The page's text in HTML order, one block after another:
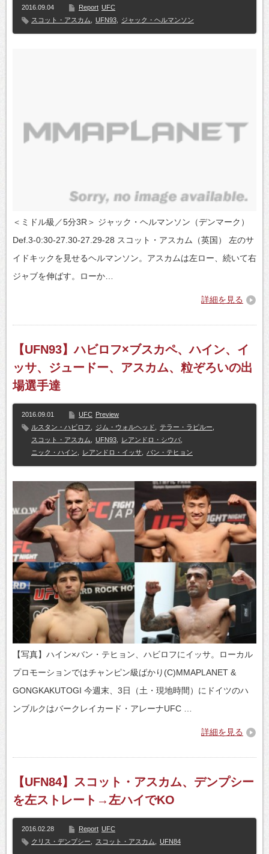
2016.09.04 Report UFC
スコット・アスカム
UFN93 ジャック・ヘルマンソン
＜ミドル級／5分3R＞ ジャック・ヘルマンソン（デンマーク）
Def.3-0:30-27.30-27.29-28 スコット・アスカム（英国） 左のサ
イドキックを見せるヘルマンソン。アスカムは左ロー、続いて右
ジャブを伸ばす。ローか…
詳細を見る
【UFN93】ハビロフ×ブスカペ、ハイン、イ
ッサ、ジュードー、アスカム、粒ぞろいの出
場選手達
2016.09.01 UFC Preview
ルスタン・ハビロフ
ジム・ウォルヘッド テラー・ラピルー
スコット・アスカム
UFN93 レアンドロ・シウバ
ニック・ハイン
レアンドロ・イッサ バン・テヒョン
【写真】ハイン×バン・テヒョン、ハビロフにイッサ。ローカル
プロモーションではチャンピン級ばかり(C)MMAPLANET &
GONGKAKUTOGI 今週末、3日（土・現地時間）にドイツのハ
ンブルクはバークレイカード・アレーナUFC …
詳細を見る
【UFN84】スコット・アスカム、デンプシー
を左ストレート→左ハイでKO
2016.02.28 Report UFC
クリス・デンプシー
スコット・アスカム UFN84